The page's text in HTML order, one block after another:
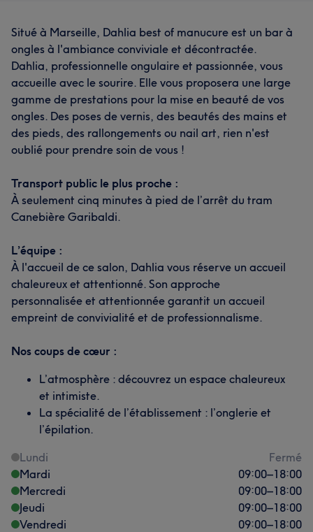
Situé à Marseille, Dahlia best of manucure est un bar à
ongles à l'ambiance conviviale et décontractée.
Dahlia, professionnelle ongulaire et passionnée, vous
accueille avec le sourire. Elle vous proposera une large
gamme de prestations pour la mise en beauté de vos
ongles. Des poses de vernis, des beautés des mains et
des pieds, des rallongements ou nail art, rien n'est
oublié pour prendre soin de vous !
Transport public le plus proche :
À seulement cinq minutes à pied de l’arrêt du tram
Canebière Garibaldi.
L’équipe :
À l'accueil de ce salon, Dahlia vous réserve un accueil
chaleureux et attentionné. Son approche
personnalisée et attentionnée garantit un accueil
empreint de convivialité et de professionnalisme.
Nos coups de cœur :
L’atmosphère : découvrez un espace chaleureux
et intimiste.
La spécialité de l’établissement : l’onglerie et
l’épilation.
Lundi
Fermé
Mardi
09:00–18:00
Mercredi
09:00–18:00
Jeudi
09:00–18:00
Vendredi
09:00–18:00